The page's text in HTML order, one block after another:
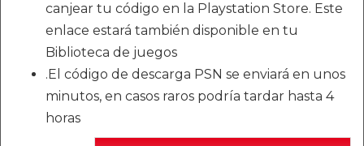
canjear tu código en la Playstation Store. Este
enlace estará también disponible en tu
Biblioteca de juegos
.El código de descarga PSN se enviará en unos
minutos, en casos raros podría tardar hasta 4
horas